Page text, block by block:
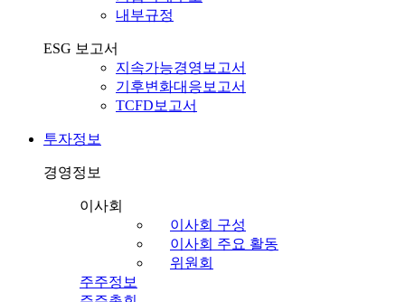
내부규정
ESG 보고서
지속가능경영보고서
기후변화대응보고서
TCFD보고서
투자정보
경영정보
이사회
이사회 구성
이사회 주요 활동
위원회
주주정보